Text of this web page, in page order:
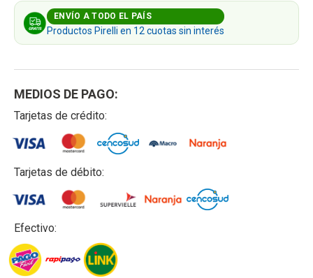
ENVÍO A TODO EL PAÍS
Productos Pirelli en 12 cuotas sin interés
MEDIOS DE PAGO:
Tarjetas de crédito:
Tarjetas de débito:
Efectivo: